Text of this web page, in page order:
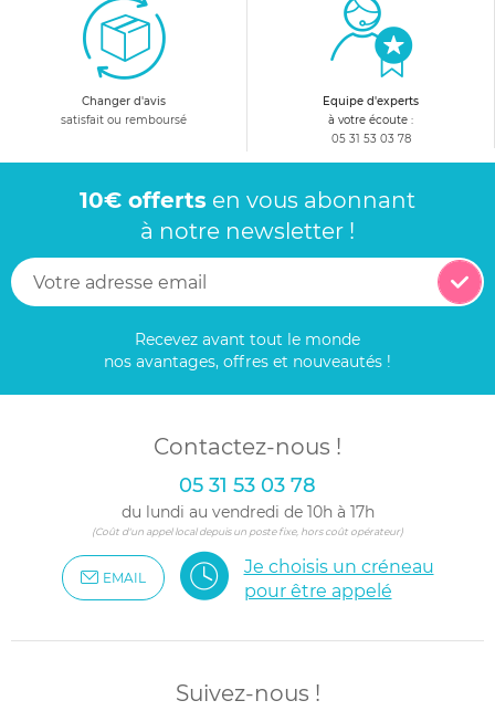
Changer d'avis
satisfait ou remboursé
Equipe d'experts
à votre écoute :
05 31 53 03 78
10€ offerts en vous abonnant
à notre newsletter !
Recevez avant tout le monde
nos avantages, offres et nouveautés !
Contactez-nous !
05 31 53 03 78
du lundi au vendredi de 10h à 17h
(Coût d'un appel local depuis un poste fixe, hors coût opérateur)
EMAIL
Je choisis un créneau
pour être appelé
Suivez-nous !